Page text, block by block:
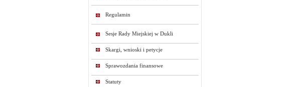
Regulamin
Sesje Rady Miejskiej w Dukli
Skargi, wnioski i petycje
Sprawozdania finansowe
Statuty